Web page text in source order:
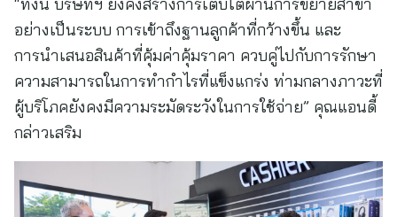
อย่างเป็นระบบ การเข้าถึงฐานลูกค้าที่กว้างขึ้น และ
การนำเสนอสินค้าที่คุ้มค่าคุ้มราคา ควบคู่ไปกับการรักษา
ความสามารถในการทำกำไรที่แข็งแกร่ง ท่ามกลางภาวะที่
ผู้บริโภคยังคงมีความระมัดระวังในการใช้จ่าย” คุณแอนดี้
กล่าวเสริม